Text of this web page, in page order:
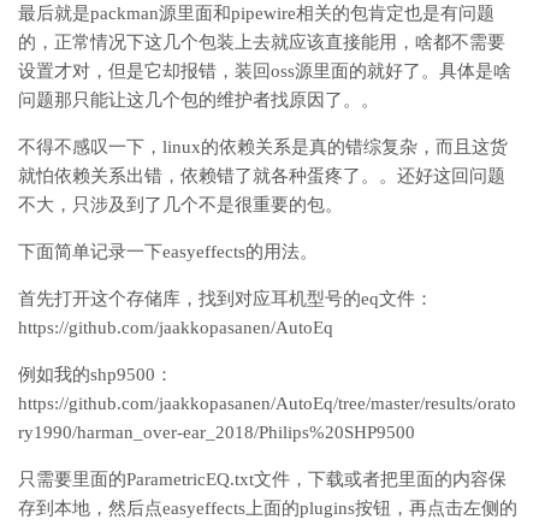
最后就是packman源里面和pipewire相关的包肯定也是有问题
的，正常情况下这几个包装上去就应该直接能用，啥都不需要
设置才对，但是它却报错，装回oss源里面的就好了。具体是啥
问题那只能让这几个包的维护者找原因了。。
不得不感叹一下，linux的依赖关系是真的错综复杂，而且这货
就怕依赖关系出错，依赖错了就各种蛋疼了。。还好这回问题
不大，只涉及到了几个不是很重要的包。
下面简单记录一下easyeffects的用法。
首先打开这个存储库，找到对应耳机型号的eq文件：
https://github.com/jaakkopasanen/AutoEq
例如我的shp9500：
https://github.com/jaakkopasanen/AutoEq/tree/master/results/orato
ry1990/harman_over-ear_2018/Philips%20SHP9500
只需要里面的ParametricEQ.txt文件，下载或者把里面的内容保
存到本地，然后点easyeffects上面的plugins按钮，再点击左侧的